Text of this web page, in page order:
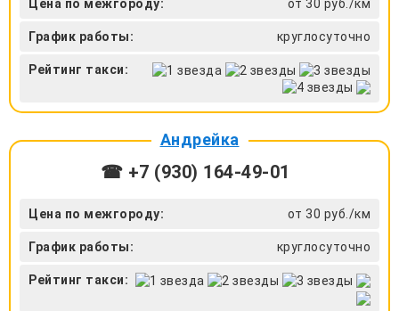
Цена по межгороду: от 30 руб./км
График работы: круглосуточно
Рейтинг такси:
Андрейка
☎ +7 (930) 164-49-01
Цена по межгороду: от 30 руб./км
График работы: круглосуточно
Рейтинг такси: